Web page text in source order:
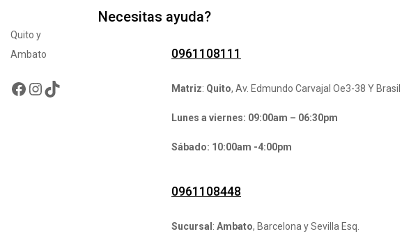
Quito y
Ambato
Facebook
Instagram
TikTok
Necesitas ayuda?
0961108111
Matriz: Quito, Av. Edmundo Carvajal Oe3-38 Y Brasil
Lunes a viernes: 09:00am – 06:30pm
Sábado: 10:00am -4:00pm
0961108448
Sucursal :Ambato, Barcelona y Sevilla Esq.